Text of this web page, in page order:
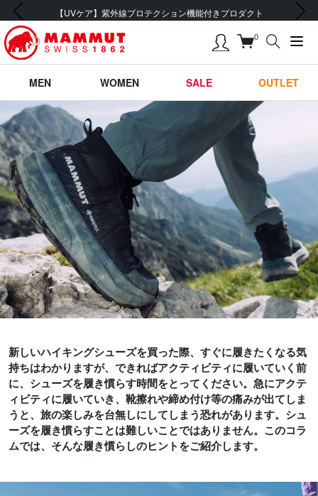
会員登録で【5,500円 (税込) 以上 送料無料】
前の画像 次の画像
0
MEN WOMEN SALE OUTLET
新しいハイキングシューズを買った際、すぐに履きたくなる気
持ちはわかりますが、できればアクティビティに履いていく前
に、シューズを履き慣らす時間をとってください。急にアクテ
ィビティに履いていき、靴擦れや締め付け等の痛みが出てしま
うと、旅の楽しみを台無しにしてしまう恐れがあります。シュ
ーズを履き慣らすことは難しいことではありません。このコラ
ムでは、そんな履き慣らしのヒントをご紹介します。